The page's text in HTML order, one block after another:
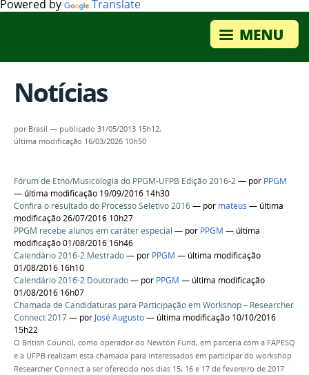
Powered by Translate
Notícias
por Brasil — publicado 31/05/2013 15h12,
última modificação 16/03/2026 10h50
Fórum de Etno/Musicologia do PPGM-UFPB Edição 2016-2— por PPGM
— última modificação 19/09/2016 14h30
Confira o resultado do Processo Seletivo 2016— por mateus — última
modificação 26/07/2016 10h27
PPGM recebe alunos em caráter especial — por PPGM — última
modificação 01/08/2016 16h46
Calendário 2016-2 Mestrado— por PPGM — última modificação
01/08/2016 16h10
Calendário 2016-2 Doutorado— por PPGM — última modificação
01/08/2016 16h07
Chamada de Candidaturas para Participação em Workshop – Researcher
Connect 2017— por José Augusto— última modificação 10/10/2016
15h22
O British Council, como operador do Newton Fund, em parceria com a FAPESQ
e a UFPB realizam esta chamada para interessados em participar do workshop
Researcher Connect a ser oferecido nos dias 15, 16 e 17 de fevereiro de 2017